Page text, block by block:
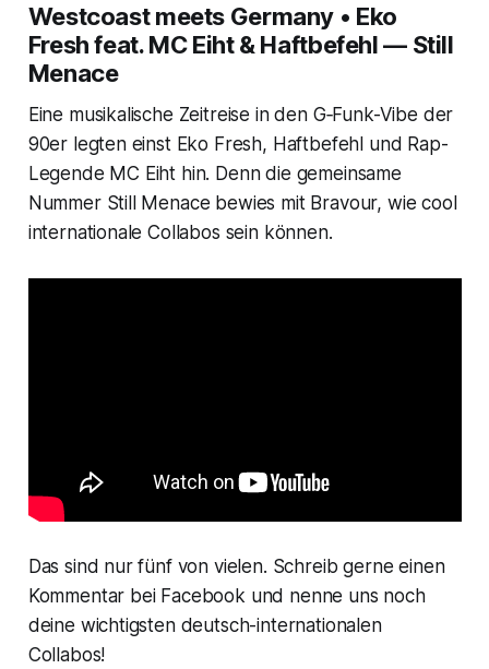
Westcoast meets Germany • Eko
Fresh feat. MC Eiht & Haftbefehl — Still
Menace
Eine musikalische Zeitreise in den G‑Funk-Vibe der
90er legten einst Eko Fresh, Haftbefehl und Rap-
Legende MC Eiht hin. Denn die gemeinsame
Nummer Still Menace bewies mit Bravour, wie cool
internationale Collabos sein können.
Das sind nur fünf von vielen. Schreib gerne einen
Kommentar bei Facebook und nenne uns noch
deine wichtigsten deutsch-internationalen
Collabos!